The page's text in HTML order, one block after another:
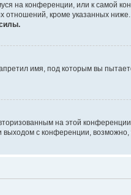
на конференции, или к самой
отношений, кроме указанных ниже.
имя, под которым вы
на этой
с конференции,